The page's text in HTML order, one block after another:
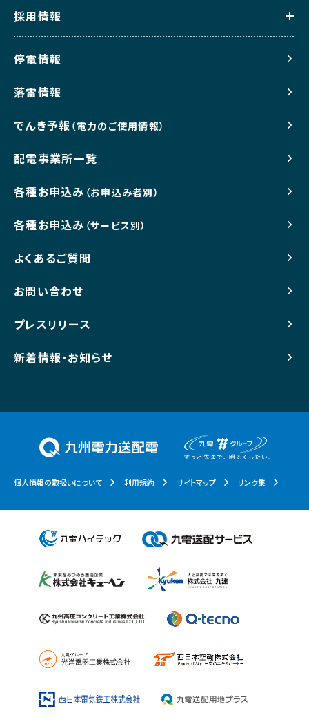
採用情報
停電情報
落雷情報
でんき予報 （電力のご使用情報）
配電事業所一覧
各種お申込み （お申込み者別）
各種お申込み （サービス別）
よくあるご質問
お問い合わせ
プレスリリース
新着情報・お知らせ
個人情報の取扱いについて 利用規約 サイトマップ リンク集